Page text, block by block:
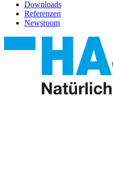
Downloads
Referenzen
Newsroom